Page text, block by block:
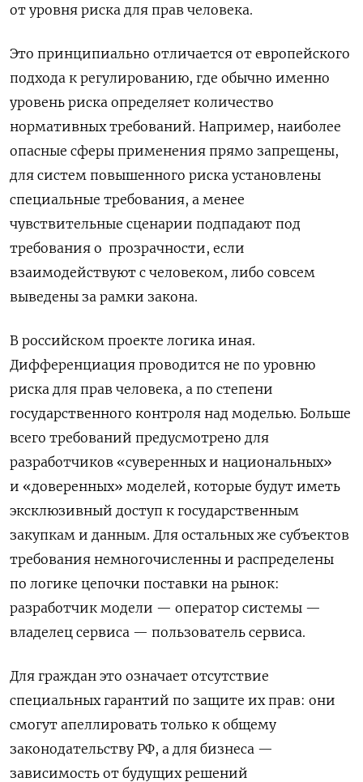
от уровня риска для прав человека.
Это принципиально отличается от европейского
подхода к регулированию, где обычно именно
уровень риска определяет количество
нормативных требований. Например, наиболее
опасные сферы применения прямо запрещены,
для систем повышенного риска установлены
специальные требования, а менее
чувствительные сценарии подпадают под
требования о прозрачности, если
взаимодействуют с человеком, либо совсем
выведены за рамки закона.
В российском проекте логика иная.
Дифференциация проводится не по уровню
риска для прав человека, а по степени
государственного контроля над моделью. Больше
всего требований предусмотрено для
разработчиков «суверенных и национальных»
и «доверенных» моделей, которые будут иметь
эксклюзивный доступ к государственным
закупкам и данным. Для остальных же субъектов
требования немногочисленны и распределены
по логике цепочки поставки на рынок:
разработчик модели — оператор системы —
владелец сервиса — пользователь сервиса.
Для граждан это означает отсутствие
специальных гарантий по защите их прав: они
смогут апеллировать только к общему
законодательству РФ, а для бизнеса —
зависимость от будущих решений